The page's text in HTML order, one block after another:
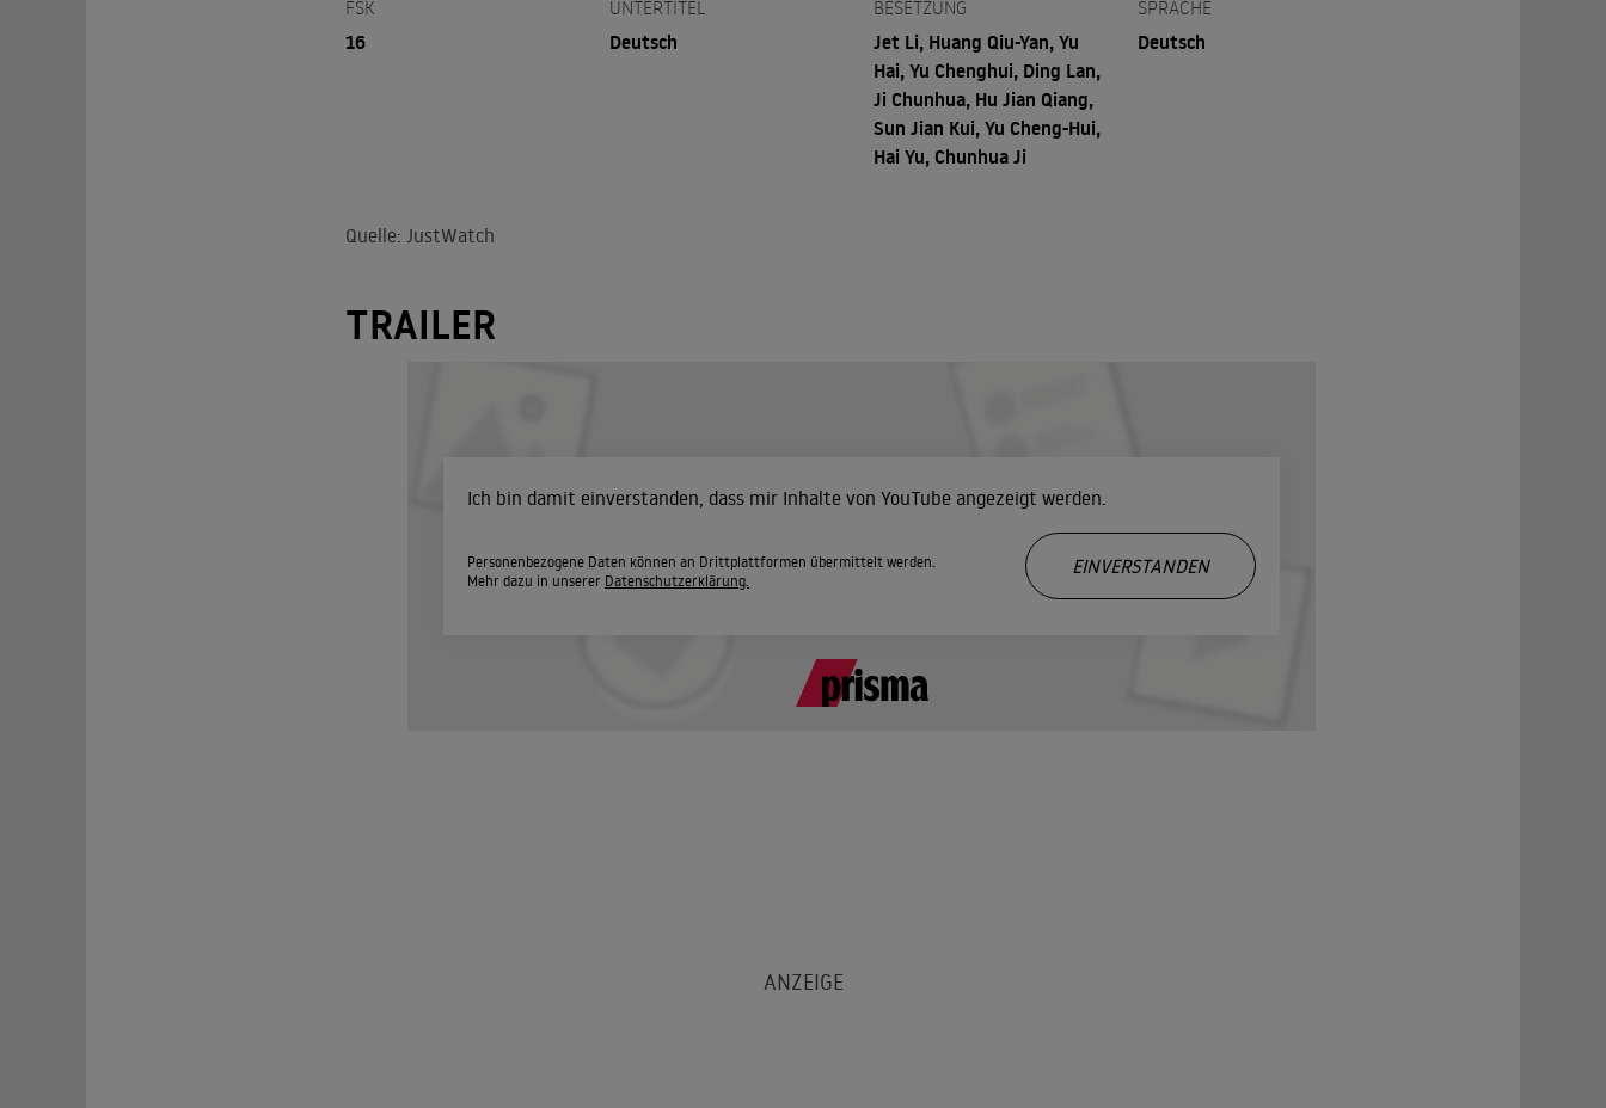
FSK
16
UNTERTITEL
Deutsch
BESETZUNG
Jet Li, Huang Qiu-Yan, Yu
Hai, Yu Chenghui, Ding Lan,
Ji Chunhua, Hu Jian Qiang,
Sun Jian Kui, Yu Cheng-Hui,
Hai Yu, Chunhua Ji
SPRACHE
Deutsch
Quelle: JustWatch
TRAILER
Ich bin damit einverstanden, dass mir Inhalte von YouTube angezeigt werden.
Personenbezogene Daten können an Drittplattformen übermittelt werden.
Mehr dazu in unserer Datenschutzerklärung.
EINVERSTANDEN